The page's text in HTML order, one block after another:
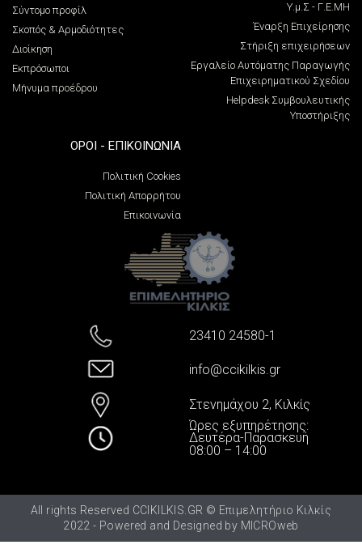
Σύντομο προφίλ
Σκοπός & Αρμοδιότητες
Διοίκηση
Εκπρόσωποι
Μήνυμα προέδρου
Υ.μ.Σ - Γ.Ε.ΜΗ
Έναρξη Επιχείρησης
Στήριξη επιχειρήσεων
Εργαλείο Αυτόματης Παραγωγής
Επιχειρηματικού Σχεδίου
Helpdesk Συμβουλευτικής
Υποστήριξης
ΌΡΟΙ - ΕΠΙΚΟΙΝΩΝΊΑ
Πολιτική Cookies
Πολιτική Απορρήτου
Επικοινωνία
23410 24580-1
info@ccikilkis.gr
Στενημάχου 2, Κιλκίς
Ώρες εξυπηρέτησης:
Δευτέρα-Παρασκευή
08:00 – 14:00
All rights Reserved CCIKILKIS.GR © Επιμελητήριο Κιλκίς
2022 - Powered and Designed by MICROweb